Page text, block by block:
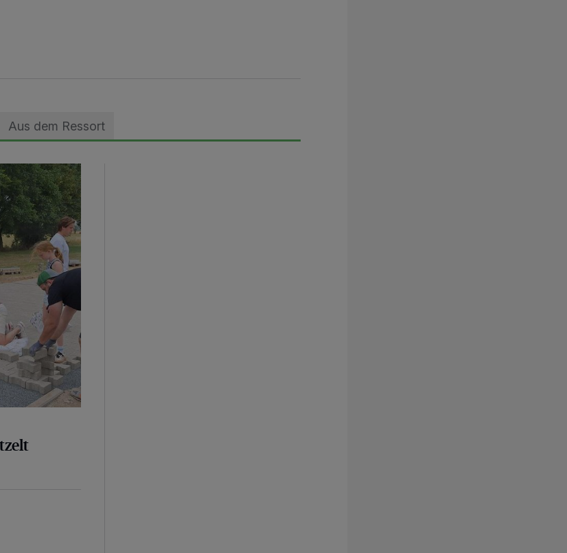
Aus dem Ressort